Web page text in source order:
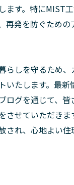
ます。特にMIST
再発を防ぐための
らしを守るため、
いたします。最新
ログを通じて、皆
させていただきま
され、心地よい住